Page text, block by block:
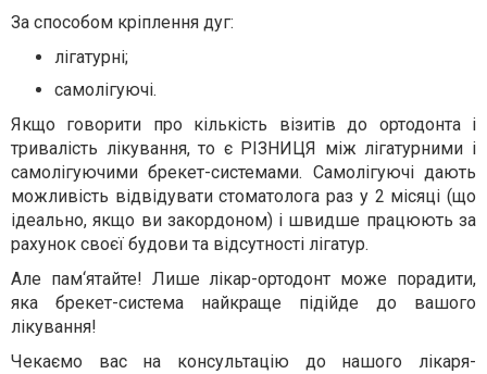
За способом кріплення дуг:
лігатурні;
самолігуючі.
Якщо говорити про кількість візитів до ортодонта і
тривалість лікування, то є РІЗНИЦЯ між лігатурними і
самолігуючими брекет-системами. Самолігуючі дають
можливість відвідувати стоматолога раз у 2 місяці (що
ідеально, якщо ви закордоном) і швидше працюють за
рахунок своєї будови та відсутності лігатур.
Але пам‘ятайте! Лише лікар-ортодонт може порадити,
яка брекет-система найкраще підійде до вашого
лікування!
Чекаємо вас на консультацію до нашого лікаря-